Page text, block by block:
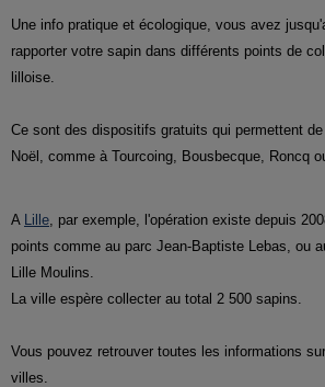
Une info pratique et écologique, vous avez
rapporter votre sapin dans différents points de
lilloise.
Ce sont des dispositifs gratuits qui permettent
Noël, comme à Tourcoing, Bousbecque, Roncq
A Lille , par exemple, l'opération existe depuis
points comme au parc Jean-Baptiste Lebas, ou
Lille Moulins.
La ville espère collecter au total 2 500 sapins.
Vous pouvez retrouver toutes les informations
villes.